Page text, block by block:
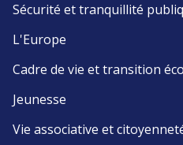
Sécurité et tranquillité
L'Europe
Cadre de vie et transition
Jeunesse
Vie associative et